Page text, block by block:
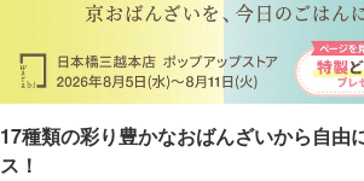
17種類の彩り豊かなおばんざいから自由
ス！